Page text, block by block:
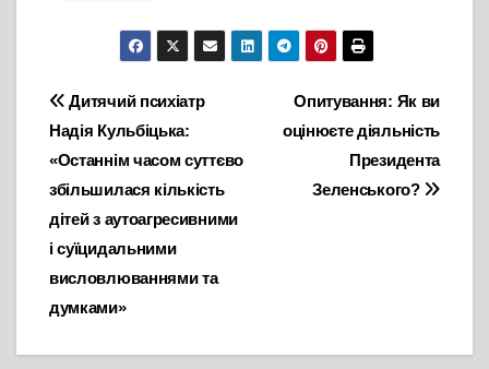
Навігація
записів
Опитування: Як ви
оцінюєте діяльність
Президента
Зеленського?
Дитячий психіатр
Надія Кульбіцька:
«Останнім часом суттєво
збільшилася кількість
дітей з аутоагресивними
і суїцидальними
висловлюваннями та
думками»